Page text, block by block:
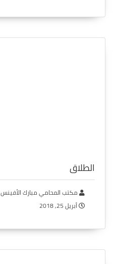
الطلاق
مكتب المحامي مبارك الأفينس
أبريل 25, 2018